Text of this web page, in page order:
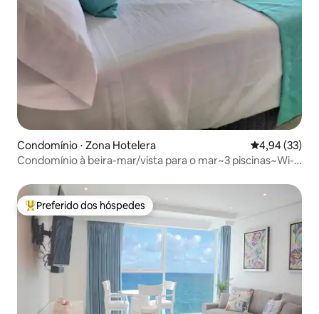
Condomínio ⋅ Zona Hotelera 4,94 de uma
4,94 (33)
Condomínio à beira-mar/vista para o mar~3 piscinas~Wi-Fi
Entre os melhores preferidos dos hóspedes
Preferido dos hóspedes